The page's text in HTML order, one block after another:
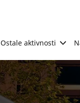
Ostale aktivnosti